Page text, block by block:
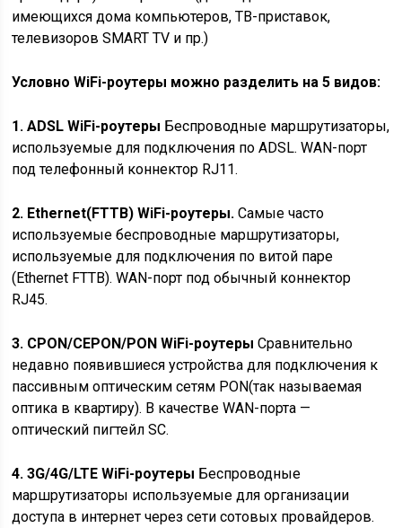
имеющихся дома компьютеров, ТВ-приставок,
телевизоров SMART TV и пр.)
Условно WiFi-роутеры можно разделить на 5 видов:
1. ADSL WiFi-роутеры Беспроводные маршрутизаторы,
используемые для подключения по ADSL. WAN-порт
под телефонный коннектор RJ11.
2. Ethernet(FTTB) WiFi-роутеры. Самые часто
используемые беспроводные маршрутизаторы,
используемые для подключения по витой паре
(Ethernet FTTB). WAN-порт под обычный коннектор
RJ45.
3. CPON/CEPON/PON WiFi-роутеры Сравнительно
недавно появившиеся устройства для подключения к
пассивным оптическим сетям PON(так называемая
оптика в квартиру). В качестве WAN-порта —
оптический пигтейл SC.
4. 3G/4G/LTE WiFi-роутеры Беспроводные
маршрутизаторы используемые для организации
доступа в интернет через сети сотовых провайдеров.